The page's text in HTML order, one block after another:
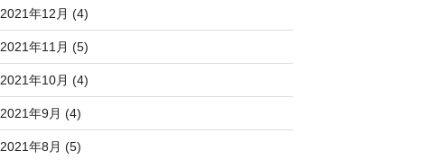
2021年12月 (4)
2021年11月 (5)
2021年10月 (4)
2021年9月 (4)
2021年8月 (5)